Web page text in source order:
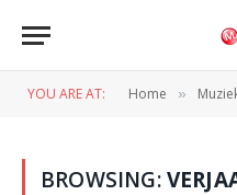
YOU ARE AT: Home »
BROWSING: